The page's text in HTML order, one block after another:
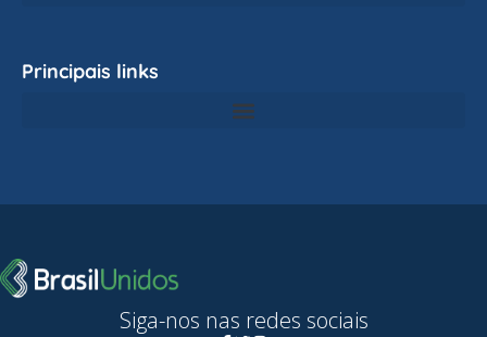
Principais links
Siga-nos nas redes sociais